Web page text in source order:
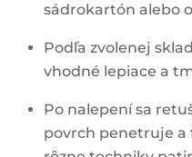
sádrokartón alebo
Podľa zvolenej
vhodné lepiace a
Po nalepení sa
povrch penetruje a